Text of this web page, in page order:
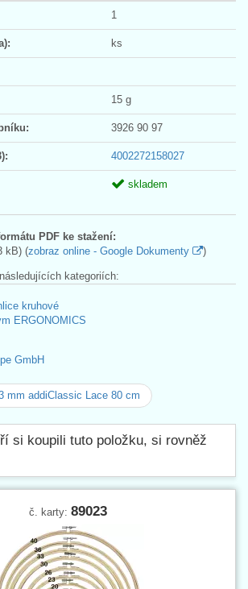
1
ks
15 g
3926 90 97
4002272158027
skladem
PDF ke stažení:
kB) (zobraz online - Google Dokumenty )
kategoriích:
kruhové
ERGONOMICS
GmbH
mm addiClassic Lace 80 cm
si koupili tuto položku, si rovněž
č. karty: 89023